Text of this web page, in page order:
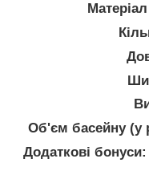
Об'єм басейну (у
Додаткові